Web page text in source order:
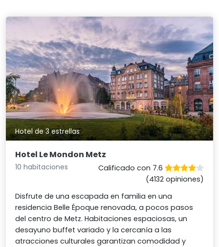
Hotel de 3 estrellas
Hotel Le Mondon Metz
10 habitaciones
Calificado con 7.6
(4132 opiniones)
Disfrute de una escapada en familia en una
residencia Belle Époque renovada, a pocos pasos
del centro de Metz. Habitaciones espaciosas, un
desayuno buffet variado y la cercanía a las
atracciones culturales garantizan comodidad y